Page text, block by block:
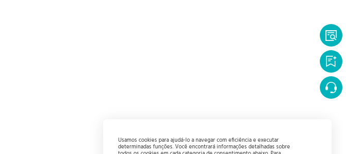
Usamos cookies para ajudá-lo a navegar com eficiência e executar
determinadas funções. Você encontrará informações detalhadas sobre